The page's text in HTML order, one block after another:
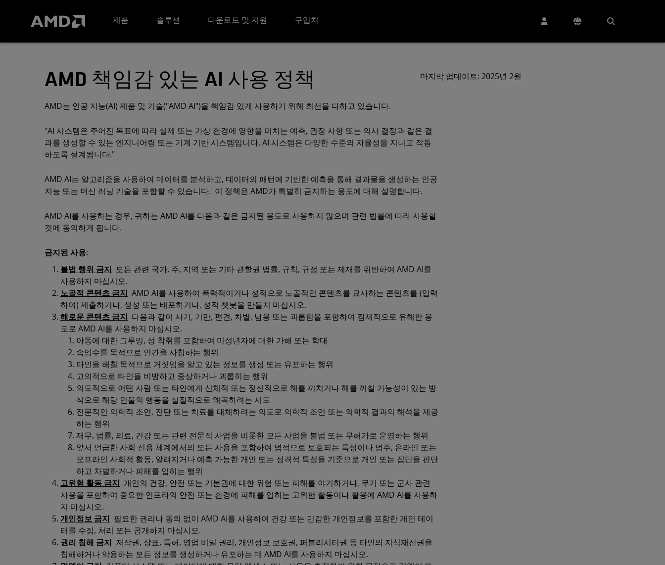
제품
솔루션 다운로드 및 지원 구입처
AMD 책임감 있는 AI 사용 정책 마지막 업데이트: 2025년 2월
AMD는 인공 지능(AI) 제품 및 기술("AMD AI")을 책임감 있게 사용하기 위해 최선을 다하고 있습니다.
"AI 시스템은 주어진 목표에 따라 실제 또는 가상 환경에 영향을 미치는 예측, 권장 사항 또는 의사 결정과 같은 결
과를 생성할 수 있는 엔지니어링 또는 기계 기반 시스템입니다. AI 시스템은 다양한 수준의 자율성을 지니고 작동
하도록 설계됩니다."
AMD AI는 알고리즘을 사용하여 데이터를 분석하고, 데이터의 패턴에 기반한 예측을 통해 결과물을 생성하는 인공
지능 또는 머신 러닝 기술을 포함할 수 있습니다. 이 정책은 AMD가 특별히 금지하는 용도에 대해 설명합니다.
AMD AI를 사용하는 경우, 귀하는 AMD AI를 다음과 같은 금지된 용도로 사용하지 않으며 관련 법률에 따라 사용할
것에 동의하게 됩니다.
금지된 사용:
불법 행위 금지 모든 관련 국가, 주, 지역 또는 기타 관할권 법률, 규칙, 규정 또는 제재를 위반하여 AMD AI를
사용하지 마십시오.
노골적 콘텐츠 금지 AMD AI를 사용하여 폭력적이거나 성적으로 노골적인 콘텐츠를 묘사하는 콘텐츠를 (입력
하여) 제출하거나, 생성 또는 배포하거나, 성적 챗봇을 만들지 마십시오.
해로운 콘텐츠 금지 다음과 같이 사기, 기만, 편견, 차별, 남용 또는 괴롭힘을 포함하여 잠재적으로 유해한 용
도로 AMD AI를 사용하지 마십시오.
아동에 대한 그루밍, 성 착취를 포함하여 미성년자에 대한 가해 또는 학대
속임수를 목적으로 인간을 사칭하는 행위
타인을 해칠 목적으로 거짓임을 알고 있는 정보를 생성 또는 유포하는 행위
고의적으로 타인을 비방하고 중상하거나 괴롭히는 행위
의도적으로 어떤 사람 또는 타인에게 신체적 또는 정신적으로 해를 끼치거나 해를 끼칠 가능성이 있는 방
식으로 해당 인물의 행동을 실질적으로 왜곡하려는 시도
전문적인 의학적 조언, 진단 또는 치료를 대체하려는 의도로 의학적 조언 또는 의학적 결과의 해석을 제공
하는 행위
재무, 법률, 의료, 건강 또는 관련 전문직 사업을 비롯한 모든 사업을 불법 또는 무허가로 운영하는 행위
앞서 언급한 사회 신용 체계에서의 모든 사용을 포함하여 법적으로 보호되는 특성이나 범주, 온라인 또는
오프라인 사회적 활동, 알려지거나 예측 가능한 개인 또는 성격적 특성을 기준으로 개인 또는 집단을 판단
하고 차별하거나 피해를 입히는 행위
고위험 활동 금지 개인의 건강, 안전 또는 기본권에 대한 위험 또는 피해를 야기하거나, 무기 또는 군사 관련
사용을 포함하여 중요한 인프라의 안전 또는 환경에 피해를 입히는 고위험 활동이나 활용에 AMD AI를 사용하
지 마십시오.
개인정보 금지 필요한 권리나 동의 없이 AMD AI를 사용하여 건강 또는 민감한 개인정보를 포함한 개인 데이
터를 수집, 처리 또는 공개하지 마십시오.
권리 침해 금지 저작권, 상표, 특허, 영업 비밀 권리, 개인정보 보호권, 퍼블리시티권 등 타인의 지식재산권을
침해하거나 악용하는 모든 정보를 생성하거나 유포하는 데 AMD AI를 사용하지 마십시오.